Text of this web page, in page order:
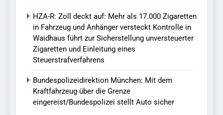
HZA-R: Zoll deckt auf: Mehr als 17.000 Zigaretten
in Fahrzeug und Anhänger versteckt Kontrolle in
Waidhaus führt zur Sicherstellung unversteuerter
Zigaretten und Einleitung eines
Steuerstrafverfahrens
Bundespolizeidirektion München: Mit dem
Kraftfahrzeug über die Grenze
eingereist/Bundespolizei stellt Auto sicher